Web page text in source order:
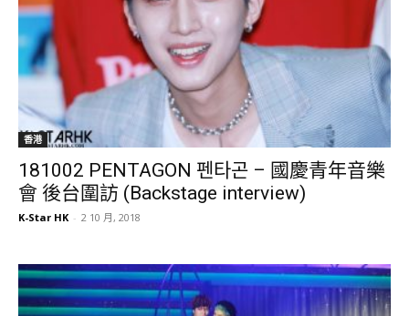
香港
181002 PENTAGON 펜타곤 – 國慶青年音樂
會 後台圍訪 (Backstage interview)
K-Star HK - 2 10 月, 2018